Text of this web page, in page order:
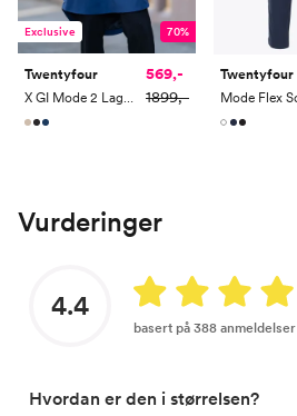
Exclusive 70%
Twentyfour
569,-
1899,-
Twentyfour
Vurderinger
4.4
basert på 388 anmeldelser
Hvordan er den i størrelsen?